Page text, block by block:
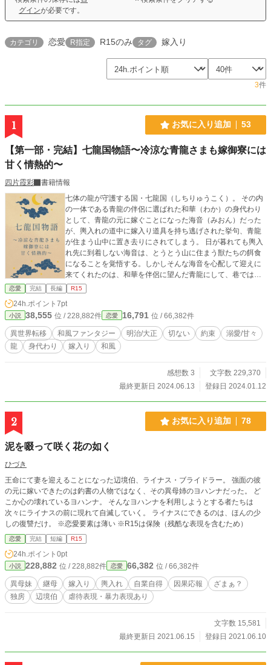
グインが必要です。
カテゴリ 恋愛 R指定 R15のみ タグ 嫁入り
3件
1 お気に入り追加 53
【第一部・完結】七龍国物語〜冷涼な青龍さまも嫁御寮には
甘く情熱的〜
四片霞彩
書籍情報
七体の龍が守護する国・七龍国（しちりゅうこく）。 その内
の一体である青龍の伴侶に選ばれた和華（わか）の身代わり
として、青龍の元に嫁ぐことになった海音（みおん）だった
が、輿入れの道中に嫁入り道具を持ち逃げされた挙句、青龍
が住まう山中に置き去りにされてしまう。 日が暮れても輿入
れ先に到着しない海音は、とうとう山に住まう獣たちの餌食
になることを覚悟する。しかしそんな海音を心配して迎えに
来てくれたのは、和華を伴侶に望んだ青龍にして、巷では
「人嫌いな冷涼者」として有名な蛍流（ほたる）であった。
冷酷無慈悲の噂まである蛍流だったが、怪我を負っていた海
音を心配すると、自ら背負って輿入れ先まで運んでくれる。
身代わりがバレないまま話は進んでいき、身代わりの花嫁と
して役目を達成するという時、喉元に突き付けられたのは海
音と和華の入れ替わりを見破った蛍流の刃であった。 「和華
ではないな。お前、何者だ？」 疑いの眼差しを向ける蛍流。
「信じてもらえないかもしれませんが、私は今から三日前、
こことは違う世界――『日本』からやって来ました……」 現
蛍流と先代青龍との師弟関係、蛍流と兄弟同然に育った兄の
存在。 そして、蛍流自身の誰にも打ち明けられない秘められ
え伴侶になれなくても、蛍流の心を救いたいと。 その結果、
れは、遠い過去に願い事を分かち合った2人の「再会」から始
まる「約束」された恋の物語。 「人嫌い」と噂の国の守護龍
に嫁いだ身代わり娘に、冷涼な青龍さまは甘雨よりも甘く熱
い愛を注ぐ。 ┈┈┈┈┈┈┈ ❁ ❁ ❁┈┈┈┈┈┈┈┈ 第一部完結し
ました。最後までお付き合いいただき、誠にありがとうござ
いました。 第二部開始まで今しばらくお待ちください。 ┈┈
恋愛 完結 長編 R15
24h.ポイント 7pt
小説 38,555 位 / 228,882件 恋愛 16,791 位 / 66,382件
異世界転移 和風ファンタジー 明治/大正 切ない 約束
溺愛/甘々
龍
身代わり 嫁入り 和風
感想数 3
文字数 229,370
最終更新日 2024.06.13
登録日 2024.01.12
2 お気に入り追加 78
泥を啜って咲く花の如く
ひづき
王命にて妻を迎えることになった辺境伯、ライナス・ブライドラー。 強面の彼
の元に嫁いできたのは釣書の人物ではなく、その異母姉のヨハンナだった。 ど
こか心の壊れているヨハンナ。 そんなヨハンナを利用しようとする者たちは
次々にライナスの前に現れて自滅していく。 ライナスにできるのは、ほんの少
しの復讐だけ。 ※恋愛要素は薄い ※R15は保険（残酷な表現を含むため）
恋愛 完結 短編 R15
24h.ポイント 0pt
小説 228,882 位 / 228,882件 恋愛 66,382 位 / 66,382件
異母妹 継母 嫁入り 輿入れ 自業自得 因果応報
ざまぁ？
独房
辺境伯 虐待表現・暴力表現あり
文字数 15,581
最終更新日 2021.06.15
登録日 2021.06.10